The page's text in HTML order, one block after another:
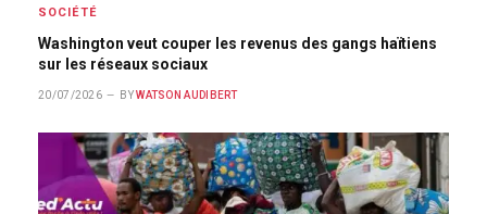
SOCIÉTÉ
Washington veut couper les revenus des gangs haïtiens
sur les réseaux sociaux
20/07/2026 BY WATSON AUDIBERT